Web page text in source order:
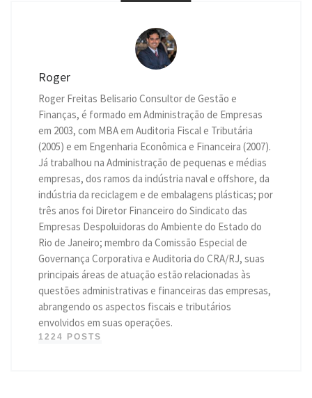
Roger
Roger Freitas Belisario Consultor de Gestão e
Finanças, é formado em Administração de Empresas
em 2003, com MBA em Auditoria Fiscal e Tributária
(2005) e em Engenharia Econômica e Financeira (2007).
Já trabalhou na Administração de pequenas e médias
empresas, dos ramos da indústria naval e offshore, da
indústria da reciclagem e de embalagens plásticas; por
três anos foi Diretor Financeiro do Sindicato das
Empresas Despoluidoras do Ambiente do Estado do
Rio de Janeiro; membro da Comissão Especial de
Governança Corporativa e Auditoria do CRA/RJ, suas
principais áreas de atuação estão relacionadas às
questões administrativas e financeiras das empresas,
abrangendo os aspectos fiscais e tributários
envolvidos em suas operações.
1224 POSTS